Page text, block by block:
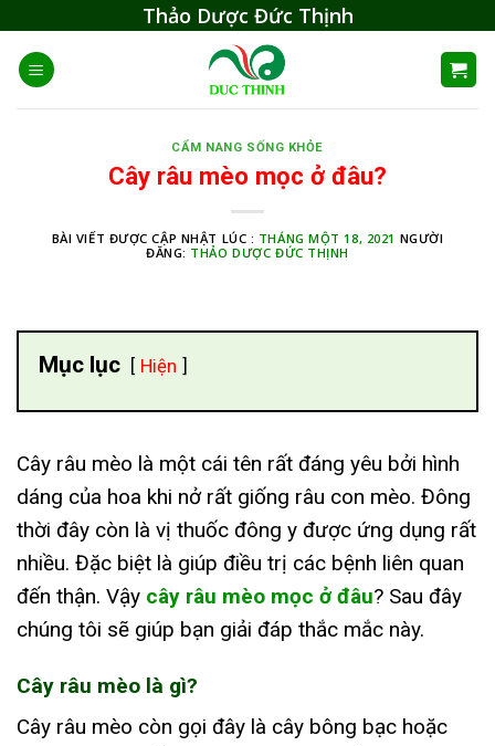
content
Thảo Dược Đức Thịnh
CẨM NANG SỐNG KHỎE
Cây râu mèo mọc ở đâu?
BÀI VIẾT ĐƯỢC CẬP NHẬT LÚC : THÁNG MỘT 18, 2021 NGƯỜI
ĐĂNG: THẢO DƯỢC ĐỨC THỊNH
Mục lục Hiện
Cây râu mèo là một cái tên rất đáng yêu bởi hình
dáng của hoa khi nở rất giống râu con mèo. Đông
thời đây còn là vị thuốc đông y được ứng dụng rất
nhiều. Đặc biệt là giúp điều trị các bệnh liên quan
đến thận. Vậy cây râu mèo mọc ở đâu? Sau đây
chúng tôi sẽ giúp bạn giải đáp thắc mắc này.
Cây râu mèo là gì?
Cây râu mèo còn gọi đây là cây bông bạc hoặc